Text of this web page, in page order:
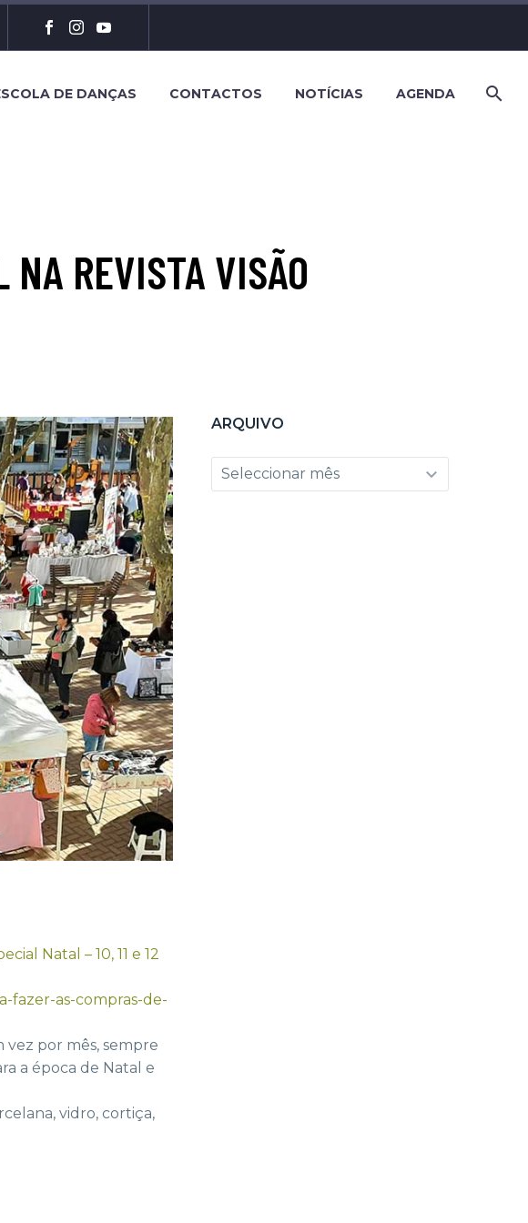
DE DANÇAS CONTACTOS NOTÍCIAS AGENDA
NA REVISTA VISÃO
Natal – 10, 11 e 12
fazer-as-compras-de-
vez por mês, sempre
a época de Natal e
vidro, cortiça,
ARQUIVO
Arquivo
Seleccionar mês